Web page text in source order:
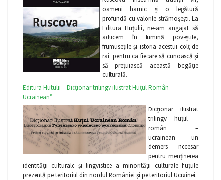
oameni harnici și o legătură
profundă cu valorile strămoșești. La
Editura Huțulii, ne-am angajat să
aducem în lumină poveștile,
frumusețile și istoria acestui colț de
rai, pentru ca fiecare să cunoască și
să prețuiască această bogăție
culturală.
Editura Hutulii – Dicționar trilingv ilustrat Huțul-Român-
Ucrainean”
Dicționar ilustrat
trilingv huțul –
român –
ucrainean un
demers necesar
pentru menținerea
identității culturale și lingvistice a minorității culturale huțule
prezentă pe teritoriul din nordul României și pe teritoriul Ucrainei.